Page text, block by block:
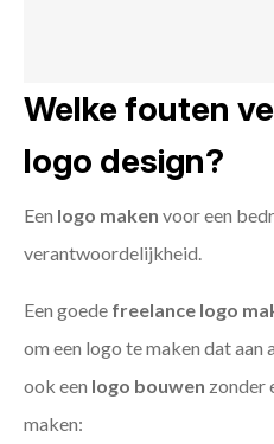
Welke fouten
logo design?
Een logo maken voor een
verantwoordelijkheid.
Een goede freelance logo
om een logo te maken dat aan
ook een logo bouwen zonder
maken: